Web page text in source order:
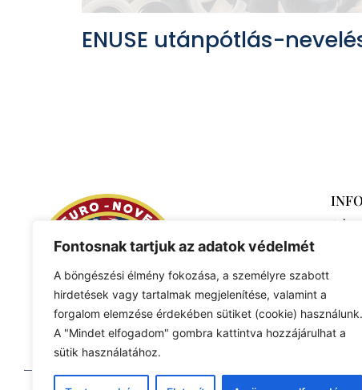
Fontosnak tartjuk az adatok védelmét
A böngészési élmény fokozása, a személyre szabott
hirdetések vagy tartalmak megjelenítése, valamint a
forgalom elemzése érdekében sütiket (cookie) használunk.
A "Mindet elfogadom" gombra kattintva hozzájárulhat a
sütik használatához.
ENUSE utánpótlás-